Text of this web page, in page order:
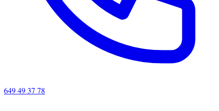
649 49 37 78